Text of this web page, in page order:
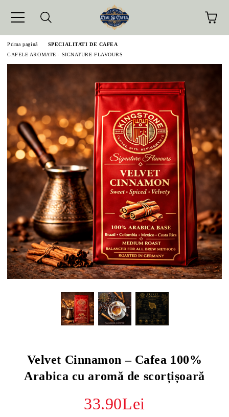
Prima pagină
SPECIALITATI DE CAFEA
CAFELE AROMATE - SIGNATURE FLAVOURS
Velvet Cinnamon – Cafea 100%
Arabica cu aromă de scorțișoară
33.90Lei